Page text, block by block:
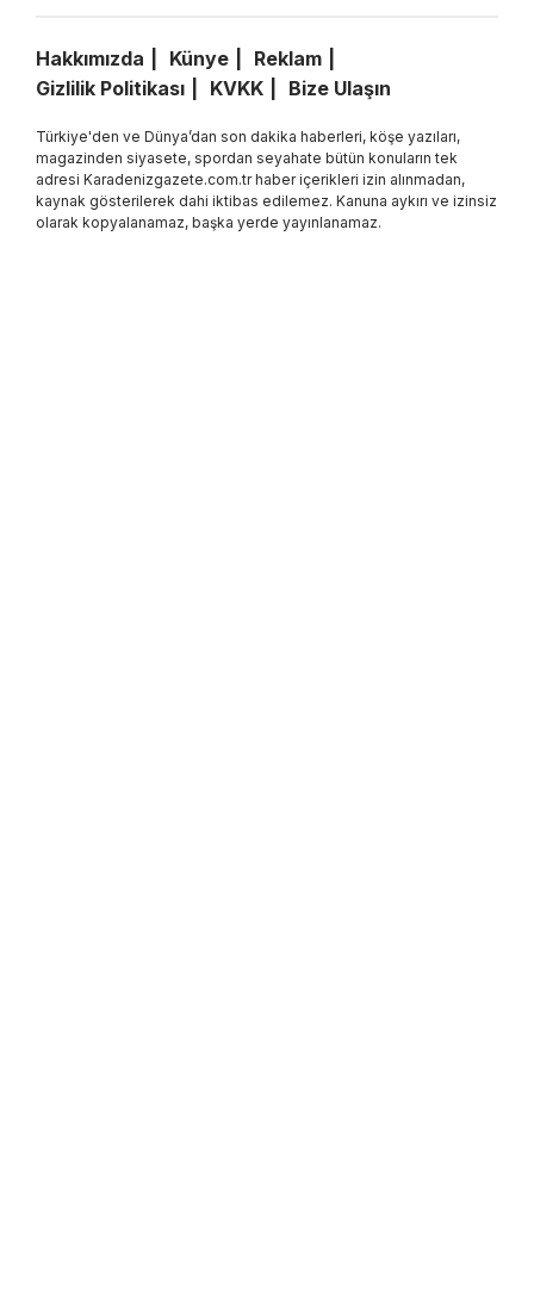
Hakkımızda Künye
Reklam
Gizlilik Politikası
KVKK Bize Ulaşın
Türkiye'den ve Dünya’dan son dakika haberleri, köşe yazıları,
magazinden siyasete, spordan seyahate bütün konuların tek
adresi Karadenizgazete.com.tr haber içerikleri izin alınmadan,
kaynak gösterilerek dahi iktibas edilemez. Kanuna aykırı ve izinsiz
olarak kopyalanamaz, başka yerde yayınlanamaz.